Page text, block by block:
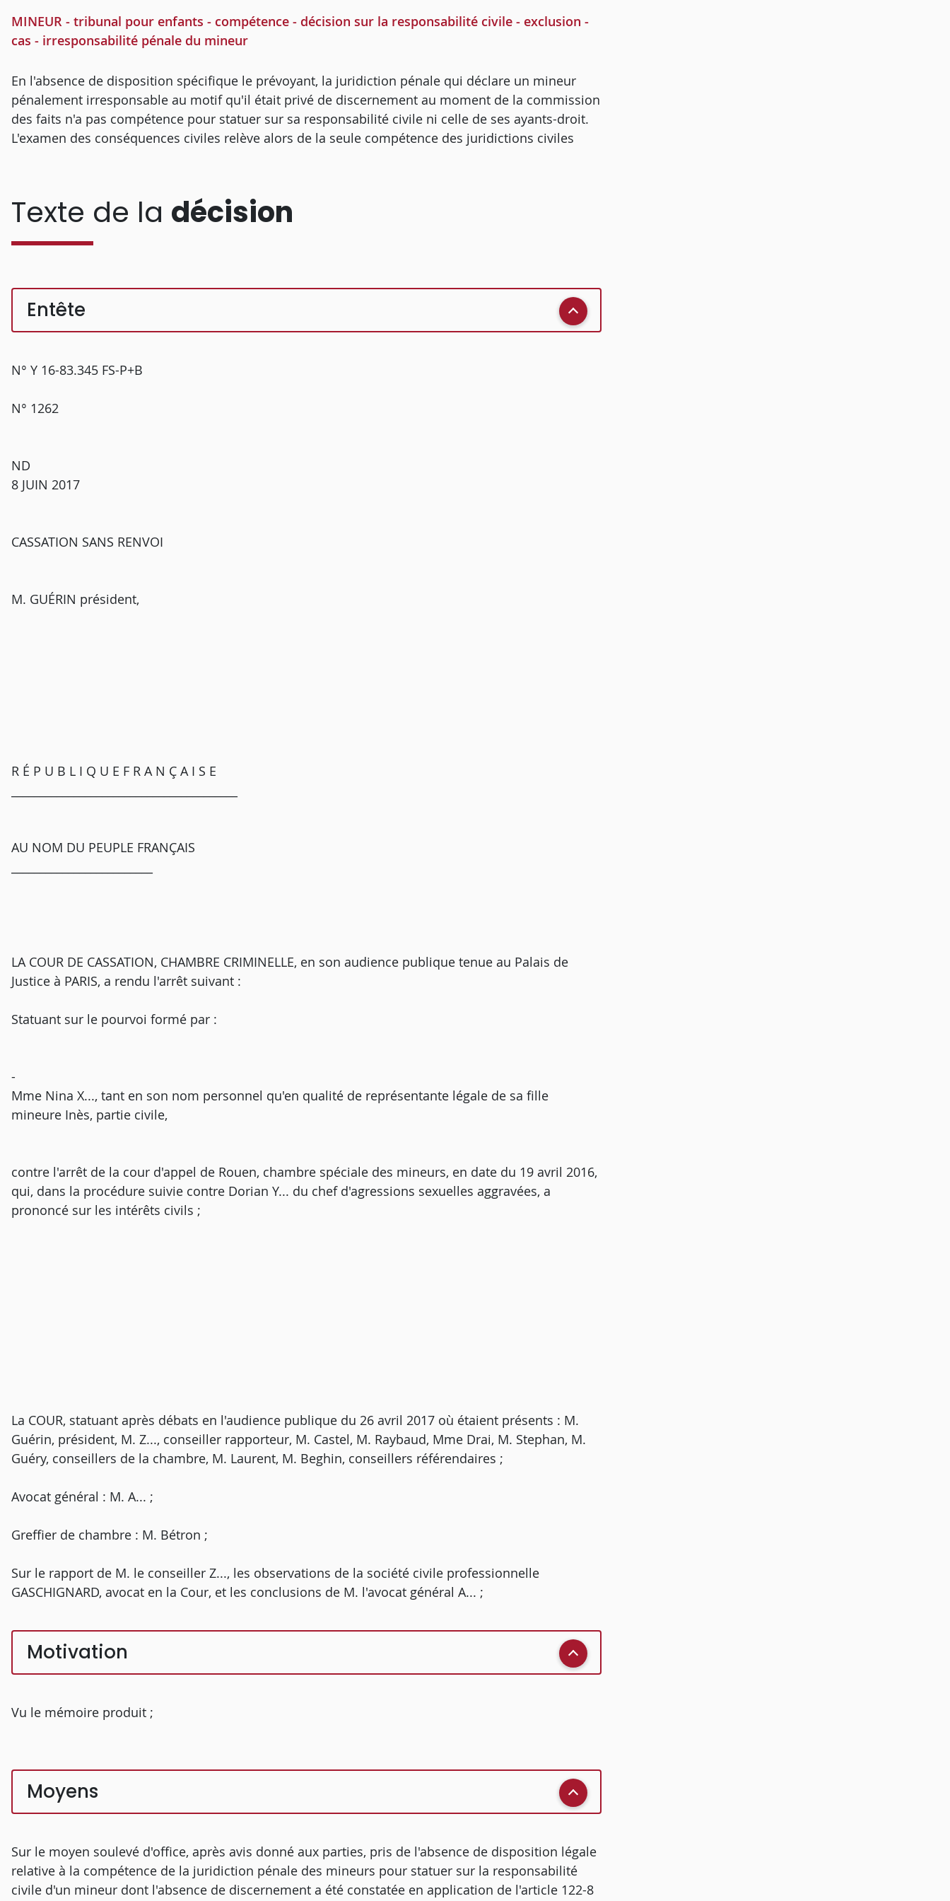
MINEUR - tribunal pour enfants - compétence - décision sur la responsabilité civile - exclusion -
cas - irresponsabilité pénale du mineur
En l'absence de disposition spécifique le prévoyant, la juridiction pénale qui déclare un mineur
pénalement irresponsable au motif qu'il était privé de discernement au moment de la commission
des faits n'a pas compétence pour statuer sur sa responsabilité civile ni celle de ses ayants-droit.
L'examen des conséquences civiles relève alors de la seule compétence des juridictions civiles
Texte de la décision
Entête
N° Y 16-83.345 FS-P+B
N° 1262
ND
8 JUIN 2017
CASSATION SANS RENVOI
M. GUÉRIN président,
R É P U B L I Q U E F R A N Ç A I S E
AU NOM DU PEUPLE FRANÇAIS
LA COUR DE CASSATION, CHAMBRE CRIMINELLE, en son audience publique tenue au Palais de
Justice à PARIS, a rendu l'arrêt suivant :
Statuant sur le pourvoi formé par :
-
Mme Nina X..., tant en son nom personnel qu'en qualité de représentante légale de sa fille
mineure Inès, partie civile,
contre l'arrêt de la cour d'appel de Rouen, chambre spéciale des mineurs, en date du 19 avril 2016,
qui, dans la procédure suivie contre Dorian Y... du chef d'agressions sexuelles aggravées, a
prononcé sur les intérêts civils ;
La COUR, statuant après débats en l'audience publique du 26 avril 2017 où étaient présents : M.
Guérin, président, M. Z..., conseiller rapporteur, M. Castel, M. Raybaud, Mme Drai, M. Stephan, M.
Guéry, conseillers de la chambre, M. Laurent, M. Beghin, conseillers référendaires ;
Avocat général : M. A... ;
Greffier de chambre : M. Bétron ;
Sur le rapport de M. le conseiller Z..., les observations de la société civile professionnelle
GASCHIGNARD, avocat en la Cour, et les conclusions de M. l'avocat général A... ;
Motivation
Vu le mémoire produit ;
Moyens
Sur le moyen soulevé d'office, après avis donné aux parties, pris de l'absence de disposition légale
relative à la compétence de la juridiction pénale des mineurs pour statuer sur la responsabilité
civile d'un mineur dont l'absence de discernement a été constatée en application de l'article 122-8